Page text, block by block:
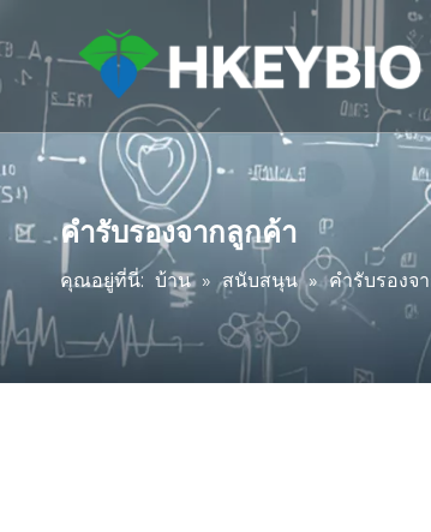
คำรับรองจากลูกค้า
คุณอยู่ที่นี่: บ้าน » สนับสนุน » คำรับรองจ